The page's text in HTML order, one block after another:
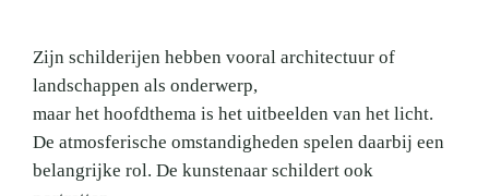
Zijn schilderijen hebben vooral architectuur of
landschappen als onderwerp,
maar het hoofdthema is het uitbeelden van het licht.
De atmosferische omstandigheden spelen daarbij een
belangrijke rol. De kunstenaar schildert ook